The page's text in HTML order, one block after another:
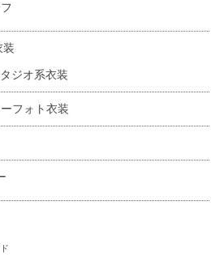
装
ジオ系衣装
フォト衣装